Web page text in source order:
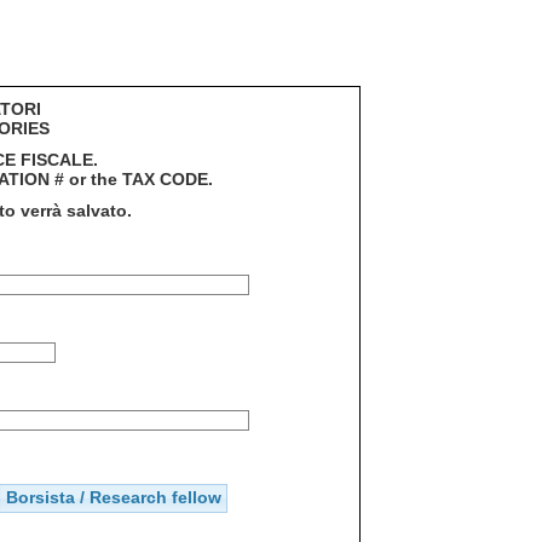
FISCALE.
# or the TAX CODE.
verrà salvato.
Borsista / Research fellow